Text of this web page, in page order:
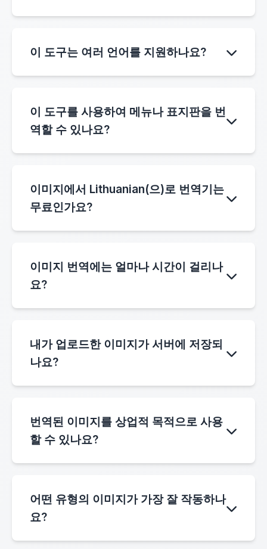
으로 매우 정확한 번역을 생성합니다. 당사의 AI
되었습니다.
이 도구는 여러 언어를 지원하나요?
언어를 지원합니다. 이러한 언어의 이미지 텍스
트를 Lithuanian(으)로 번역할 수 있습니다.
이 도구를 사용하여 메뉴나 표지판을 번
역할 수 있나요?
스터 및 인쇄된 텍스트가 포함된 기타 이미지에
잘 작동합니다.
이미지에서 Lithuanian(으)로 번역기는
무료인가요?
며, 각 번역은 이미지에 따라 소량의 크레딧을 소
비합니다.
이미지 번역에는 얼마나 시간이 걸리나
요?
서는 처리하는 데 시간이 조금 더 걸릴 수 있습니
다.
내가 업로드한 이미지가 서버에 저장되
나요?
로 삭제됩니다.
번역된 이미지를 상업적 목적으로 사용
할 수 있나요?
어떤 유형의 이미지가 가장 잘 작동하나
요?